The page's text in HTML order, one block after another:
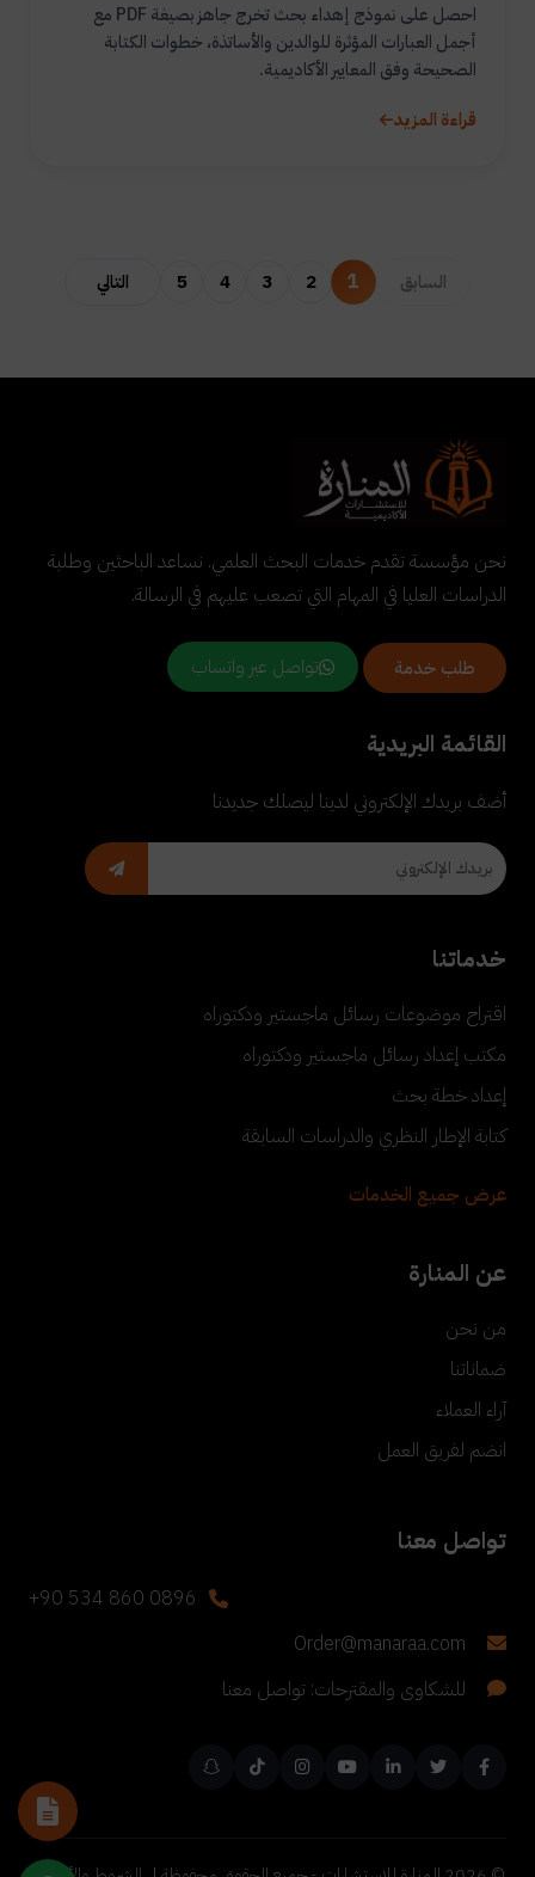
احصل على نموذج إهداء بحث تخرج جاهز بصيغة PDF مع
أجمل العبارات المؤثرة للوالدين والأساتذة، خطوات الكتابة
الصحيحة وفق المعايير الأكاديمية.
قراءة المزيد
1
2
3
4
5
نحن مؤسسة تقدم خدمات البحث العلمي. نساعد الباحثين وطلبة
الدراسات العليا في المهام التي تصعب عليهم في الرسالة.
طلب خدمة تواصل عبر واتساب
القائمة البريدية
أضف بريدك الإلكتروني لدينا ليصلك جديدنا
خدماتنا
اقتراح موضوعات رسائل ماجستير ودكتوراه
مكتب إعداد رسائل ماجستير ودكتوراه
إعداد خطة بحث
كتابة الإطار النظري والدراسات السابقة
عرض جميع الخدمات
عن المنارة
من نحن
ضماناتنا
آراء العملاء
انضم لفريق العمل
تواصل معنا
+90 534 860 0896
Order@manaraa.com
للشكاوى والمقترحات: تواصل معنا